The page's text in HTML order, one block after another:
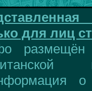
для лиц
размещён